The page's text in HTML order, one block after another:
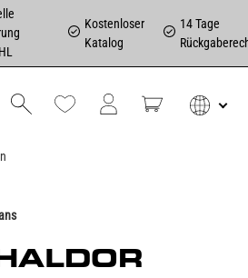
Kostenloser
Katalog
14 Tage